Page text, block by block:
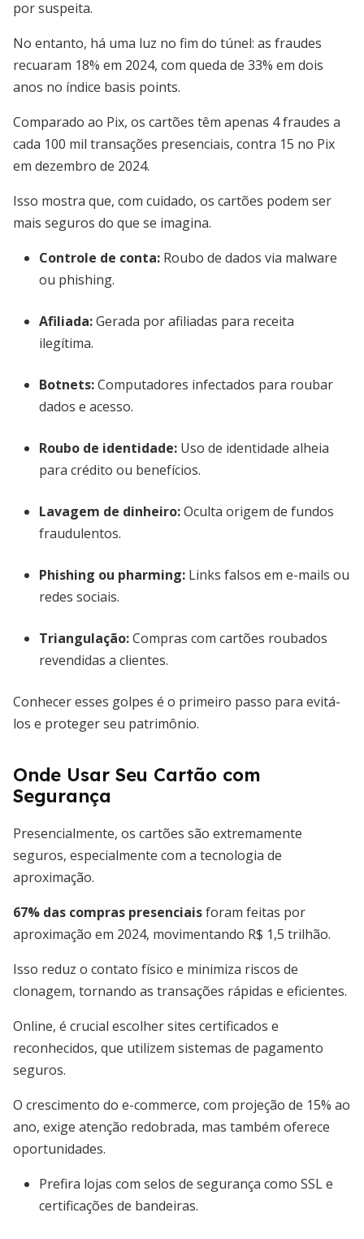
por suspeita.
No entanto, há uma luz no fim do túnel: as fraudes
recuaram 18% em 2024, com queda de 33% em dois
anos no índice basis points.
Comparado ao Pix, os cartões têm apenas 4 fraudes a
cada 100 mil transações presenciais, contra 15 no Pix
em dezembro de 2024.
Isso mostra que, com cuidado, os cartões podem ser
mais seguros do que se imagina.
Controle de conta: Roubo de dados via malware
ou phishing.
Afiliada:Gerada por afiliadas para receita
ilegítima.
Botnets:Computadores infectados para roubar
dados e acesso.
Roubo de identidade: Uso de identidade alheia
para crédito ou benefícios.
Lavagem de dinheiro:Oculta origem de fundos
fraudulentos.
Phishing ou pharming: Links falsos em e-mails ou
redes sociais.
Triangulação:Compras com cartões roubados
revendidas a clientes.
Conhecer esses golpes é o primeiro passo para evitá-
los e proteger seu patrimônio.
Onde Usar Seu Cartão com
Segurança
Presencialmente, os cartões são extremamente
seguros, especialmente com a tecnologia de
aproximação.
67% das compras presenciaisforam feitas por
aproximação em 2024, movimentando R$ 1,5 trilhão.
Isso reduz o contato físico e minimiza riscos de
clonagem, tornando as transações rápidas e eficientes.
Online, é crucial escolher sites certificados e
reconhecidos, que utilizem sistemas de pagamento
seguros.
O crescimento do e-commerce, com projeção de 15% ao
ano, exige atenção redobrada, mas também oferece
oportunidades.
Prefira lojas com selos de segurança como SSL e
certificações de bandeiras.